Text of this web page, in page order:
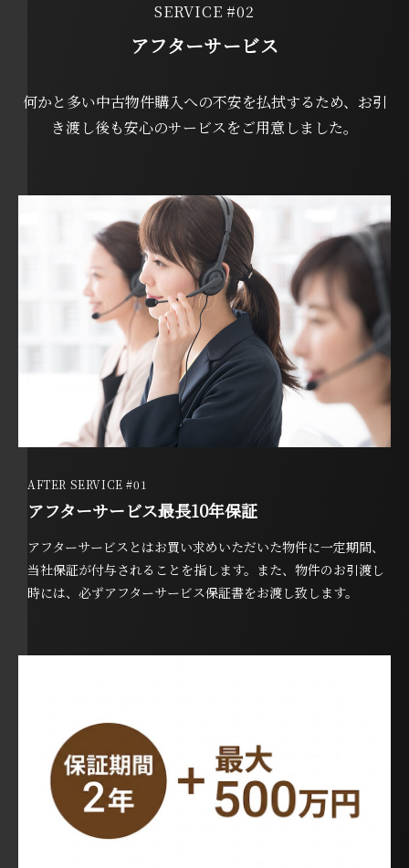
SERVICE #02
アフターサービス
何かと多い中古物件購入への不安を払拭するため、お引
き渡し後も安心のサービスをご用意しました。
AFTER SERVICE #01
アフターサービス最長10年保証
アフターサービスとはお買い求めいただいた物件に一定期間、
当社保証が付与されることを指します。また、物件のお引渡し
時には、必ずアフターサービス保証書をお渡し致します。